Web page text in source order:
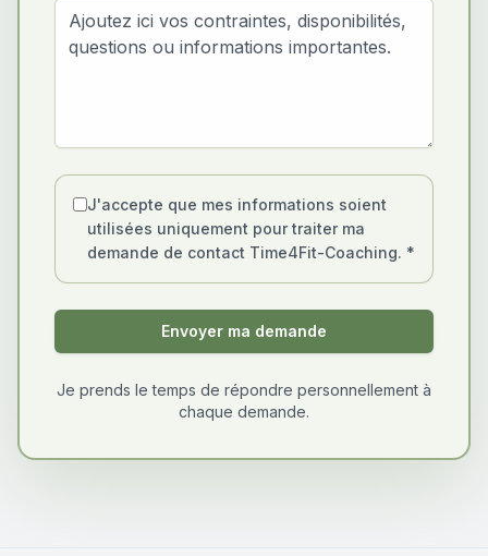
J'accepte que mes informations soient
utilisées uniquement pour traiter ma
demande de contact Time4Fit-Coaching. *
Envoyer ma demande
Je prends le temps de répondre personnellement à
chaque demande.